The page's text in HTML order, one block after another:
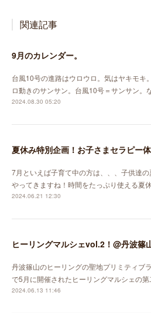
関連記事
9月のカレンダー。
台風10号の進路はウロウロ。気はヤキモキ
ロ動きのサンサン。台風10号＝サンサン。
2024.08.30 05:20
夏休み特別企画！お子さまセラピー体
7月といえば子育て中の方は、、、子供達
やってきますね！時間をたっぷり使える夏
2024.06.21 12:30
ヒーリングマルシェvol.2！@丹波篠
丹波篠山のヒーリングの聖地プリミティブ
で5月に開催されたヒーリングマルシェの
2024.06.13 11:46